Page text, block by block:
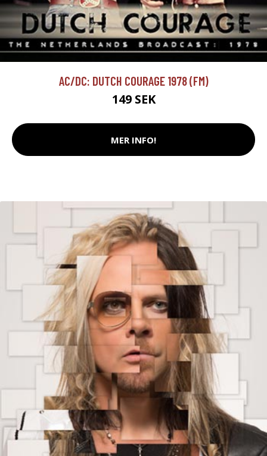
AC/DC: DUTCH COURAGE 1978 (FM)
149 SEK
MER INFO!